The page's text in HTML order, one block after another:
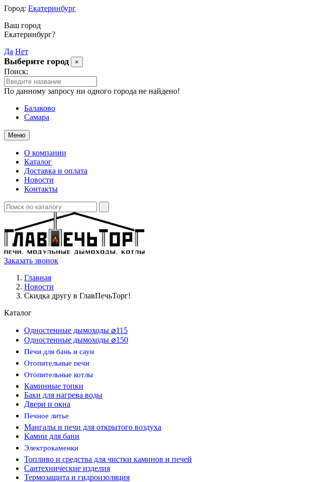
Город: Екатеринбург
Ваш город
Екатеринбург?
Да Нет
Выберите город ×
Поиск:
По данному запросу ни одного города не найдено!
Балаково
Самара
Меню
О компании
Каталог
Доставка и оплата
Новости
Контакты
Заказать звонок
Главная
Новости
Скидка другу в ГлавПечьТорг!
Каталог
Одностенные дымоходы ⌀115
Одностенные дымоходы ⌀150
Печи для бань и саун
Отопительные печи
Отопительные котлы
Каминные топки
Баки для нагрева воды
Двери и окна
Печное литье
Мангалы и печи для открытого воздуха
Камни для бани
Электрокаменки
Топливо и средства для чистки каминов и печей
Сантехнические изделия
Термозащита и гидроизоляция